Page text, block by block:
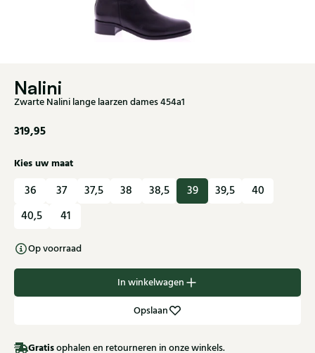
Nalini
Zwarte Nalini lange laarzen dames 454a1
319,95
Kies uw maat
36 37 37,5 38 38,5 39 39,5
40
40,5
41
Op voorraad
In winkelwagen
Opslaan
Gratisophalen en retourneren in onze winkels.